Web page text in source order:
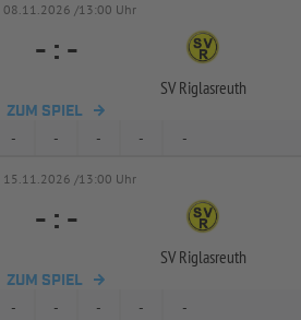
08.11.2026 /13:00 Uhr
- : -
SV Riglasreuth
ZUM SPIEL
- - - - -
15.11.2026 /13:00 Uhr
- : -
SV Riglasreuth
ZUM SPIEL
- - - - -